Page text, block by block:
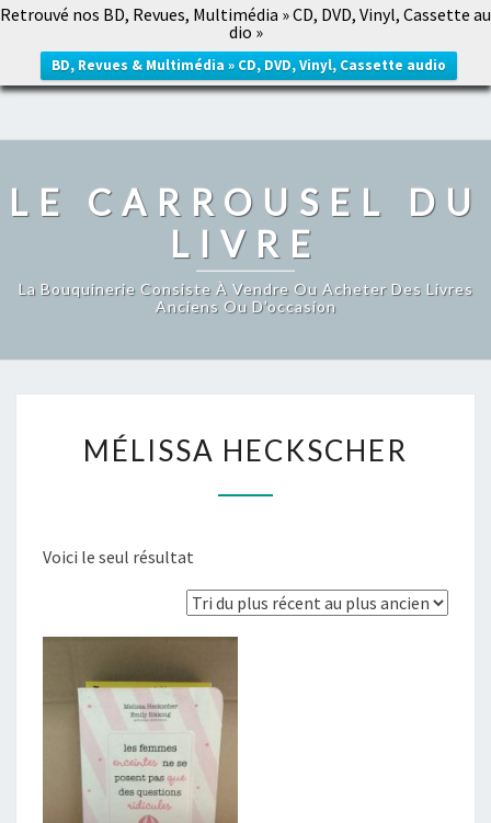
Retrouvé nos BD, Revues, Multimédia » CD, DVD, Vinyl, Cassette au
dio »
BD, Revues & Multimédia » CD, DVD, Vinyl, Cassette audio
LE CARROUSEL DU LIVRE
LE CARROUSEL DU
LIVRE
La Bouquinerie Consiste À Vendre Ou Acheter Des Livres
Anciens Ou D’occasion
HECKSCHER
MÉLISSA HECKSCHER
Voici le seul résultat